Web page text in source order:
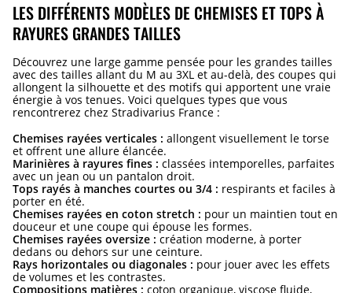
LES DIFFÉRENTS MODÈLES DE CHEMISES ET TOPS À
RAYURES GRANDES TAILLES
Découvrez une large gamme pensée pour les grandes tailles
avec des tailles allant du M au 3XL et au-delà, des coupes qui
allongent la silhouette et des motifs qui apportent une vraie
énergie à vos tenues. Voici quelques types que vous
rencontrerez chez Stradivarius France :
Chemises rayées verticales : allongent visuellement le torse
et offrent une allure élancée.
Marinières à rayures fines : classées intemporelles, parfaites
avec un jean ou un pantalon droit.
Tops rayés à manches courtes ou 3/4 : respirants et faciles à
porter en été.
Chemises rayées en coton stretch : pour un maintien tout en
douceur et une coupe qui épouse les formes.
Chemises rayées oversize : création moderne, à porter
dedans ou dehors sur une ceinture.
Rays horizontales ou diagonales : pour jouer avec les effets
de volumes et les contrastes.
Compositions matières : coton organique, viscose fluide,